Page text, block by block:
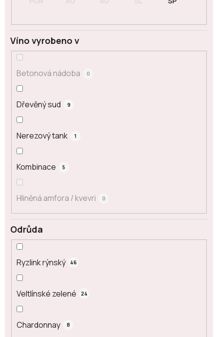
Odrůda
Ryzlink rýnský 46
Veltlínské zelené 24
Chardonnay 8
Víno vyrobeno v
Betonová nádoba 0
Dřevěný sud 9
Nerezový tank 1
Kombinace 5
Hliněná amfora / kvevri 0